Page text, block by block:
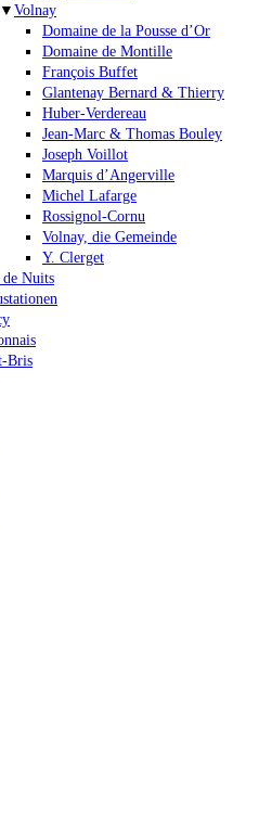
▼ Volnay
Domaine de la Pousse d’Or
Domaine de Montille
François Buffet
Glantenay Bernard & Thierry
Huber-Verdereau
Jean-Marc & Thomas Bouley
Joseph Voillot
Marquis d’Angerville
Michel Lafarge
Rossignol-Cornu
Volnay, die Gemeinde
Y. Clerget
de Nuits
Bris